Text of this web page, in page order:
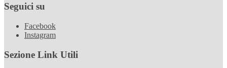
Seguici su
Facebook
Instagram
Sezione Link Utili